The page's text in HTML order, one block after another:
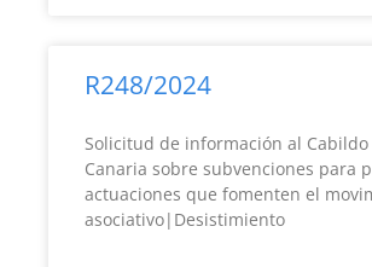
R248/2024
Solicitud de información al Cabildo
Canaria sobre subvenciones para
actuaciones que fomenten el
asociativo|Desistimiento